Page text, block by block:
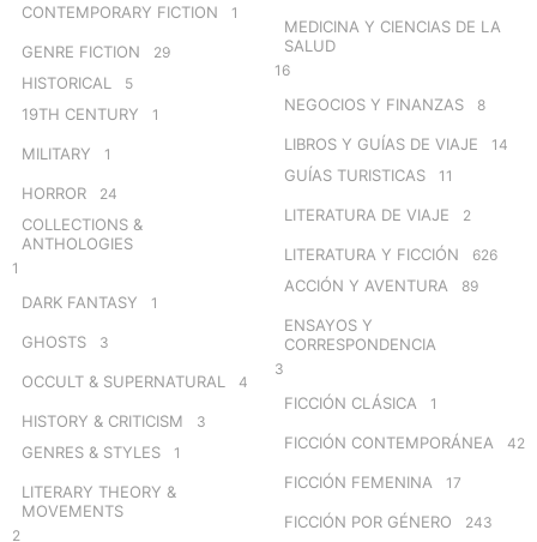
CONTEMPORARY FICTION 1
GENRE FICTION 29
HISTORICAL 5
19TH CENTURY 1
MILITARY 1
HORROR 24
COLLECTIONS &
ANTHOLOGIES
1
DARK FANTASY 1
GHOSTS 3
OCCULT & SUPERNATURAL 4
HISTORY & CRITICISM 3
GENRES & STYLES 1
LITERARY THEORY &
MOVEMENTS
2
MEDICINA Y CIENCIAS DE LA
SALUD
16
NEGOCIOS Y FINANZAS 8
LIBROS Y GUÍAS DE VIAJE 14
GUÍAS TURISTICAS 11
LITERATURA DE VIAJE 2
LITERATURA Y FICCIÓN 626
ACCIÓN Y AVENTURA 89
ENSAYOS Y
CORRESPONDENCIA
3
FICCIÓN CLÁSICA 1
FICCIÓN CONTEMPORÁNEA 42
FICCIÓN FEMENINA 17
FICCIÓN POR GÉNERO 243